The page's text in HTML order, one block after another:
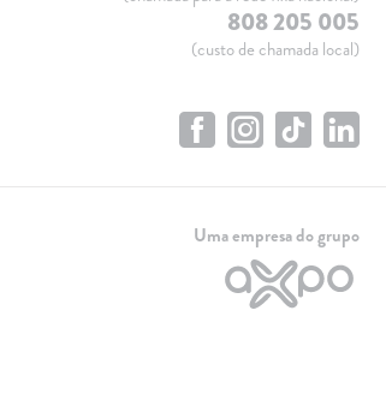
808 205 005
(custo de chamada local)
Uma empresa do grupo